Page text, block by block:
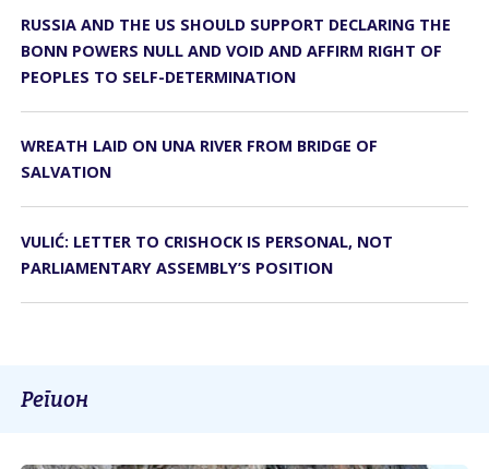
RUSSIA AND THE US SHOULD SUPPORT DECLARING THE
BONN POWERS NULL AND VOID AND AFFIRM RIGHT OF
PEOPLES TO SELF-DETERMINATION
WREATH LAID ON UNA RIVER FROM BRIDGE OF
SALVATION
VULIĆ: LETTER TO CRISHOCK IS PERSONAL, NOT
PARLIAMENTARY ASSEMBLY’S POSITION
Регион